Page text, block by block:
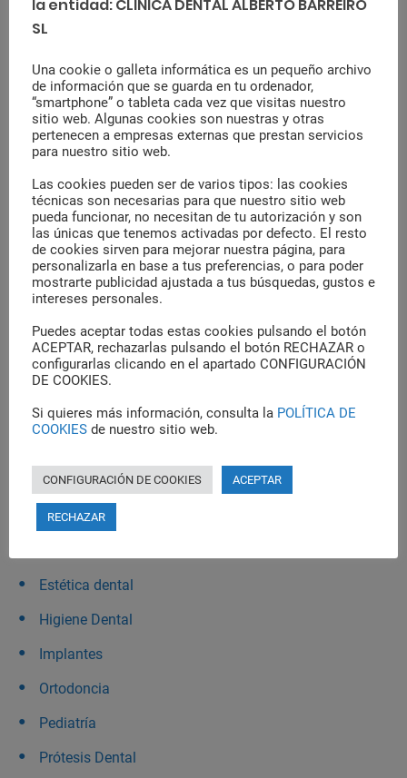
Últimos Posts
¿Qué son los brackets Damon y qué
agosto 22, 2023
Ventajas del uso de flúor en
odontología ¿Cómo se administra?
agosto 1, 2023
Cómo evitar el sarro
julio 4, 2023
Clínica Dental
Dental
Estética dental
Higiene Dental
Implantes
Ortodoncia
Pediatría
Prótesis Dental
la entidad: CLINICA DENTAL ALBERTO BARREIRO
SL
Una cookie o galleta informática es un pequeño archivo
de información que se guarda en tu ordenador,
“smartphone” o tableta cada vez que visitas nuestro
sitio web. Algunas cookies son nuestras y otras
pertenecen a empresas externas que prestan servicios
para nuestro sitio web.
Las cookies pueden ser de varios tipos: las cookies
técnicas son necesarias para que nuestro sitio web
pueda funcionar, no necesitan de tu autorización y son
las únicas que tenemos activadas por defecto. El resto
de cookies sirven para mejorar nuestra página, para
personalizarla en base a tus preferencias, o para poder
mostrarte publicidad ajustada a tus búsquedas, gustos e
intereses personales.
Puedes aceptar todas estas cookies pulsando el botón
ACEPTAR, rechazarlas pulsando el botón RECHAZAR o
configurarlas clicando en el apartado CONFIGURACIÓN
DE COOKIES.
Si quieres más información, consulta la POLÍTICA DE
COOKIES de nuestro sitio web.
CONFIGURACIÓN DE COOKIES ACEPTAR
RECHAZAR